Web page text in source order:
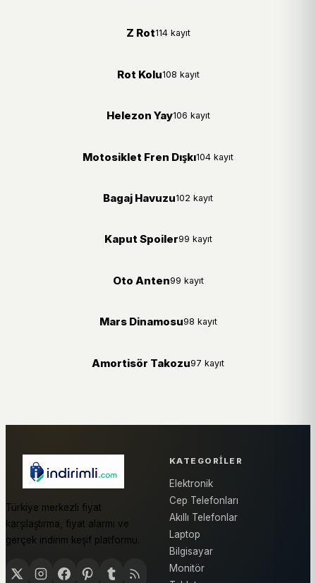
Z Rot114 kayıt
Rot Kolu108 kayıt
Helezon Yay106 kayıt
Motosiklet Fren Dışkı104 kayıt
Bagaj Havuzu102 kayıt
Kaput Spoiler99 kayıt
Oto Anten99 kayıt
Mars Dinamosu98 kayıt
Amortisör Takozu97 kayıt
Türkiye merkezli fiyat
karşılaştırma, fiyat alarmı ve
gerçek indirim keşif platformu.
KATEGORILER
Elektronik
Cep Telefonları
Akıllı Telefonlar
Laptop
Bilgisayar
Monitör